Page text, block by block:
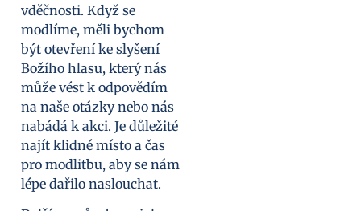
vděčnosti. Když se
modlíme, měli bychom
být otevření ke slyšení
Božího hlasu, který nás
může vést k odpovědím
na naše otázky nebo nás
nabádá k akci. Je důležité
najít klidné místo a čas
pro modlitbu, aby se nám
lépe dařilo naslouchat.